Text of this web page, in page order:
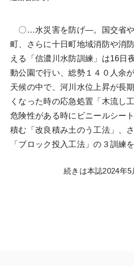
〇…水災害を防げ―。国交省や
町、さらに十日町地域消防や消
える「信濃川水防訓練」は16日
動公園で行い、総勢１４０人余
天候の中で、河川水位上昇が長
くなった時の応急処置「木流し
危険性がある時にビニールシー
積む「改良積み土のう工法」、
「ブロック投入工法」の３訓練
続きは本誌2024年